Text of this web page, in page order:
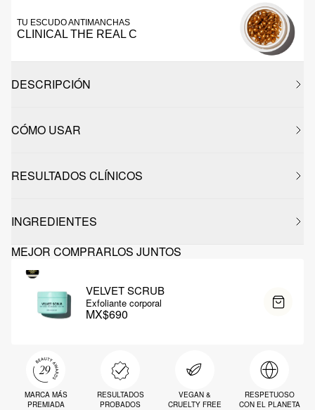
TU ESCUDO ANTIMANCHAS
CLINICAL THE REAL C
DESCRIPCIÓN
CÓMO USAR
RESULTADOS CLÍNICOS
INGREDIENTES
MEJOR COMPRARLOS JUNTOS
VELVET SCRUB
Exfoliante corporal
MX$690
MARCA MÁS
PREMIADA
RESULTADOS
PROBADOS
VEGAN &
CRUELTY FREE
RESPETUOSO
CON EL PLANETA